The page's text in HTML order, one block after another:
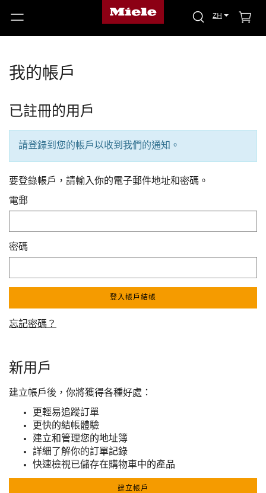
ZH
我的帳戶
已註冊的用戶
請登錄到您的帳戶以收到我們的通知。
要登錄帳戶，請輸入你的電子郵件地址和密碼。
電郵
密碼
登入帳戶結帳
忘記密碼？
新用戶
建立帳戶後，你將獲得各種好處：
更輕易追蹤訂單
更快的結帳體驗
建立和管理您的地址簿
詳細了解你的訂單記錄
快速檢視已儲存在購物車中的產品
建立帳戶